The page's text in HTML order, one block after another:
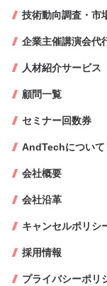
技術動向調査・市
企業主催講演会代
人材紹介サービス
顧問一覧
セミナー回数券
AndTechについて
会社概要
会社沿革
キャンセルポリシ
採用情報
プライバシーポリ